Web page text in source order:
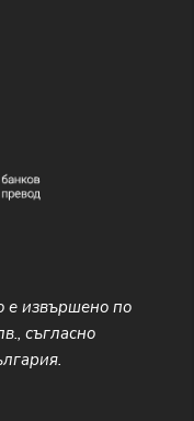
е извършено по
съгласно